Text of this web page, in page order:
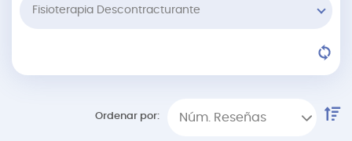
Fisioterapia Descontracturante
Ordenar por: Núm. Reseñas